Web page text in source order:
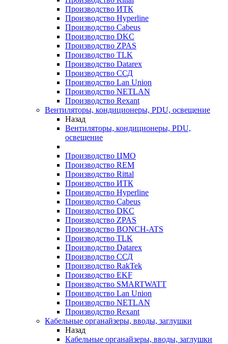
Производство ИТК
Производство Hyperline
Производство Cabeus
Производство DKC
Производство ZPAS
Производство TLK
Производство Datarex
Производство ССД
Производство Lan Union
Производство NETLAN
Производство Rexant
Вентиляторы, кондиционеры, PDU, освещение
Назад
Вентиляторы, кондиционеры, PDU,
освещение
Производство ЦМО
Производство REM
Производство Rittal
Производство ИТК
Производство Hyperline
Производство Cabeus
Производство DKC
Производство ZPAS
Производство BONCH-ATS
Производство TLK
Производство Datarex
Производство ССД
Производство RakTek
Производство EKF
Производство SMARTWATT
Производство Lan Union
Производство NETLAN
Производство Rexant
Кабельные органайзеры, вводы, заглушки
Назад
Кабельные органайзеры, вводы, заглушки